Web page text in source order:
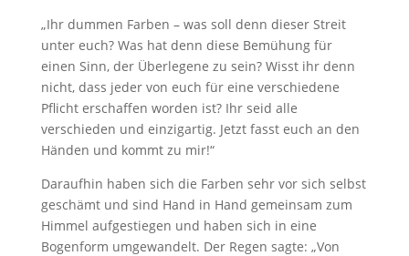
„Ihr dummen Farben – was soll denn dieser Streit
unter euch? Was hat denn diese Bemühung für
einen Sinn, der Überlegene zu sein? Wisst ihr denn
nicht, dass jeder von euch für eine verschiedene
Pflicht erschaffen worden ist? Ihr seid alle
verschieden und einzigartig. Jetzt fasst euch an den
Händen und kommt zu mir!“
Daraufhin haben sich die Farben sehr vor sich selbst
geschämt und sind Hand in Hand gemeinsam zum
Himmel aufgestiegen und haben sich in eine
Bogenform umgewandelt. Der Regen sagte: „Von